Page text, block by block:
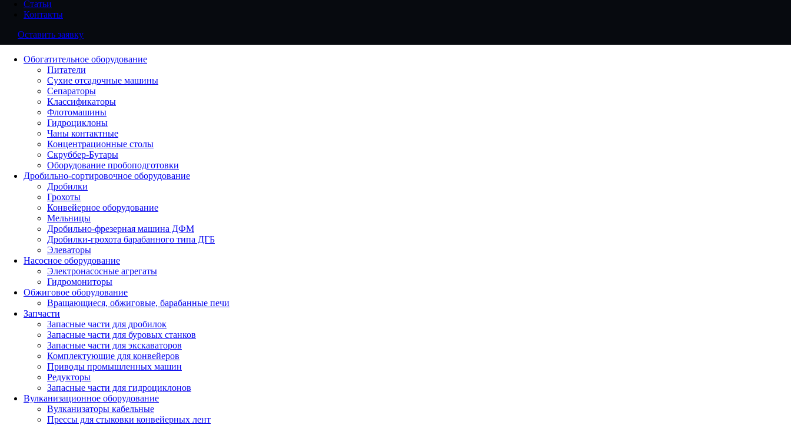
Статьи
Контакты
Оставить заявку
Обогатительное оборудование
Питатели
Сухие отсадочные машины
Сепараторы
Классификаторы
Флотомашины
Гидроциклоны
Чаны контактные
Концентрационные столы
Скруббер-Бутары
Оборудование пробоподготовки
Дробильно-сортировочное оборудование
Дробилки
Грохоты
Конвейерное оборудование
Мельницы
Дробильно-фрезерная машина ДФМ
Дробилки-грохота барабанного типа ДГБ
Элеваторы
Насосное оборудование
Электронасосные агрегаты
Гидромониторы
Обжиговое оборудование
Вращающиеся, обжиговые, барабанные печи
Запчасти
Запасные части для дробилок
Запасные части для буровых станков
Запасные части для экскаваторов
Комплектующие для конвейеров
Приводы промышленных машин
Редукторы
Запасные части для гидроциклонов
Вулканизационное оборудование
Вулканизаторы кабельные
Прессы для стыковки конвейерных лент